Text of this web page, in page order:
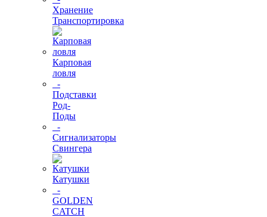
Хранение
Транспортировка
Карповая
ловля
-
Подставки
Род-
Поды
-
Сигнализаторы
Свингера
Катушки
-
GOLDEN
CATCH